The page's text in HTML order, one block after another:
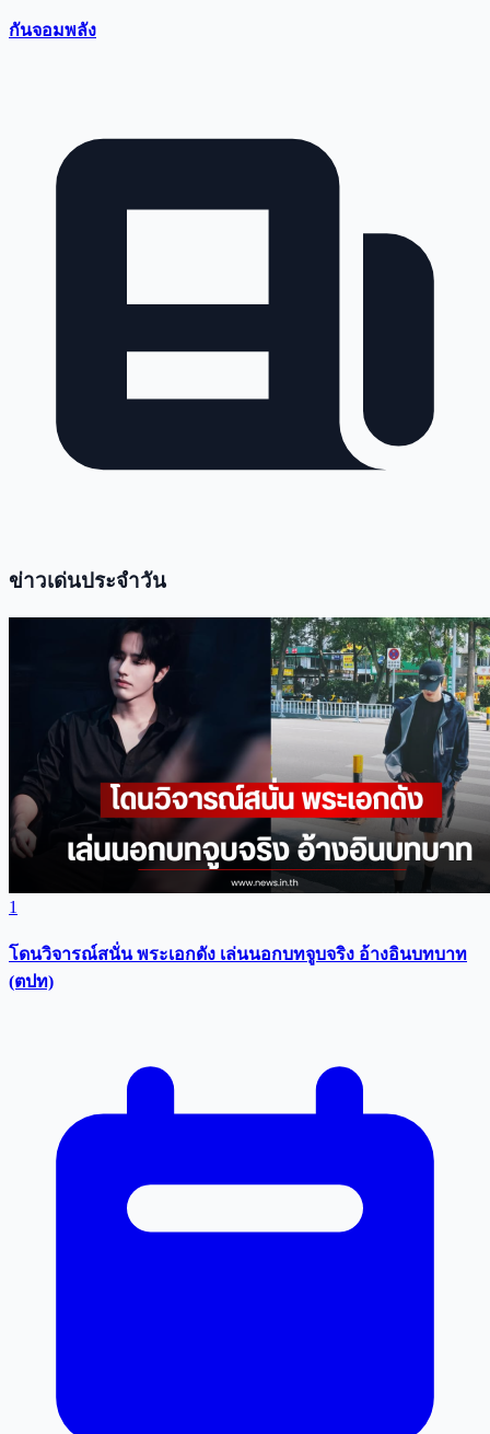
กันจอมพลัง
ข่าวเด่นประจำวัน
1
โดนวิจารณ์สนั่น พระเอกดัง เล่นนอกบทจูบจริง อ้างอินบทบาท
(ตปท)